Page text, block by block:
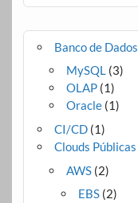
Banco de Dados
MySQL(3)
OLAP(1)
Oracle(1)
CI/CD(1)
Clouds Públicas
AWS(2)
EBS (2)